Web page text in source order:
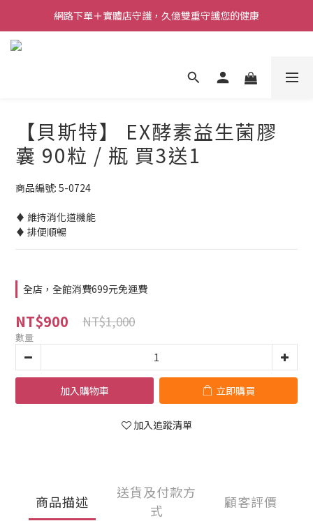
網路下單＋實體店守護，久億雙重守護您的健康
【貝斯特】 EX酵素益生菌膠
囊 90粒 / 瓶 買3送1
商品編號: 5-0724
♦ 維持消化道機能
♦ 排便順暢
全店，全館消費699元免運費
NT$900 NT$1,000
數量
加入購物車 立即購買
加入追蹤清單
商品描述
送貨及付款方
式
顧客評價